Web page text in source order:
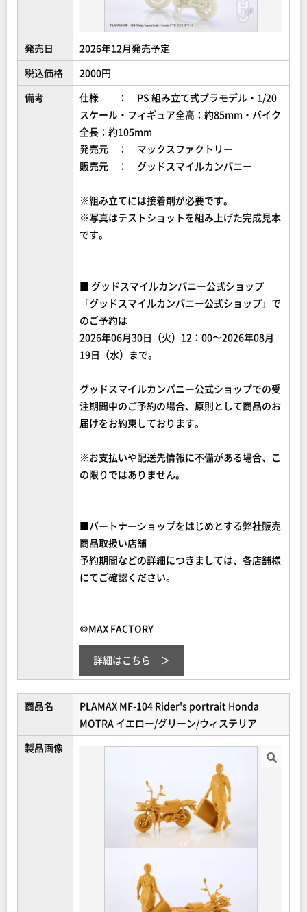
発売日
2026年12月発売予定
税込価格
2000円
備考
仕様 ： PS 組み立て式プラモデル・1/20
スケール・フィギュア全高：約85mm・バイク
全長：約105mm
発売元 ： マックスファクトリー
販売元 ： グッドスマイルカンパニー
※組み立てには接着剤が必要です。
※写真はテストショットを組み上げた完成見本
です。
■ グッドスマイルカンパニー公式ショップ
「グッドスマイルカンパニー公式ショップ」で
のご予約は
2026年06月30日（火）12：00〜2026年08月
19日（水）まで。
グッドスマイルカンパニー公式ショップでの受
注期間中のご予約の場合、原則として商品のお
届けをお約束しております。
※お支払いや配送先情報に不備がある場合、こ
の限りではありません。
■パートナーショップをはじめとする弊社販売
商品取扱い店舗
予約期間などの詳細につきましては、各店舗様
にてご確認ください。
©MAX FACTORY
詳細はこちら
商品名
PLAMAX MF-104 Rider's portrait Honda
MOTRA イエロー/グリーン/ウィステリア
製品画像